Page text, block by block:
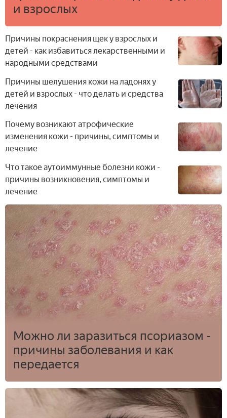
и взрослых
Причины покраснения щек у взрослых и
детей - как избавиться лекарственными и
народными средствами
Причины шелушения кожи на ладонях у
детей и взрослых - что делать и средства
лечения
Почему возникают атрофические
изменения кожи - причины, симптомы и
лечение
Что такое аутоиммунные болезни кожи -
причины возникновения, симптомы и
лечение
Можно ли заразиться псориазом -
причины заболевания и как
передается